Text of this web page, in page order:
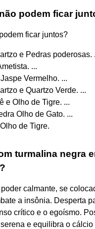
podem ficar
ficar juntos?
e Pedras poderosas.
...
Vermelho. ...
e Quartzo Verde. ...
e Olho de Tigre. ...
Olho de Gato. ...
de Tigre.
turmalina negra
calmante, se
a insônia. Desperta
crítico e o egoísmo.
e equilibra o cálcio